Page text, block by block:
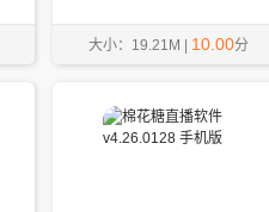
大小：19.21M | 10.00分